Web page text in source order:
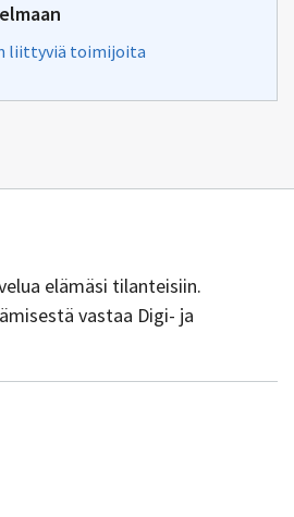
liittyviä toimijoita
elämäsi tilanteisiin.
vastaa Digi- ja